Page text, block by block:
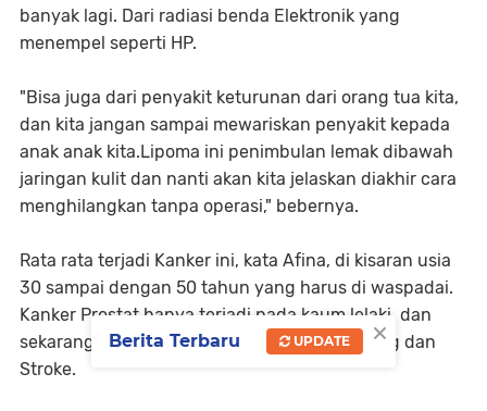
banyak lagi. Dari radiasi benda Elektronik yang
menempel seperti HP.
"Bisa juga dari penyakit keturunan dari orang tua kita,
dan kita jangan sampai mewariskan penyakit kepada
anak anak kita.Lipoma ini penimbulan lemak dibawah
jaringan kulit dan nanti akan kita jelaskan diakhir cara
menghilangkan tanpa operasi," bebernya.
Rata rata terjadi Kanker ini, kata Afina, di kisaran usia
30 sampai dengan 50 tahun yang harus di waspadai.
Kanker Prostat hanya terjadi pada kaum lelaki, dan
sekarang pembunuh nomor 3 setelah Jantung dan
Stroke.
×
Berita Terbaru UPDATE